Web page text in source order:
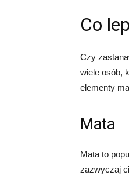
Co
Czy
wiele osób,
elementy
Mata
Mata to
zazwyczaj